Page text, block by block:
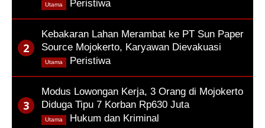
Peristiwa,
Utama
Kebakaran Lahan Merambat ke PT Sun Paper
Source Mojokerto, Karyawan Dievakuasi
Peristiwa,
Utama
Modus Lowongan Kerja, 3 Orang di Mojokerto
Diduga Tipu 7 Korban Rp630 Juta
Hukum dan Kriminal
Utama